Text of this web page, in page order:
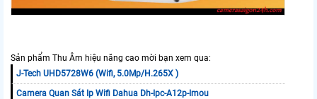
Sản phẩm Thu Âm hiệu năng cao mời bạn xem qua:
J-Tech UHD5728W6 (Wifi, 5.0Mp/H.265X )
Camera Quan Sát Ip Wifi Dahua Dh-Ipc-A12p-Imou